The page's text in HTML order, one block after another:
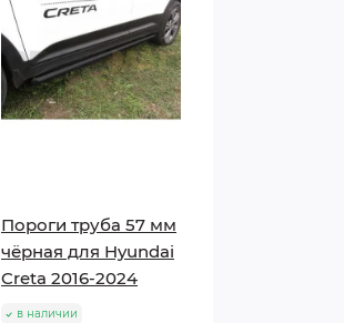
Пороги труба 57 мм
чёрная для Hyundai
Creta 2016-2024
в наличии